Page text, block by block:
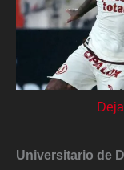
Universitario de